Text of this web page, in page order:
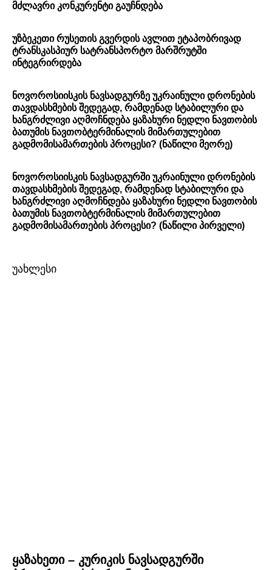
მძლავრი კონკურენტი გაუჩნდება
უზბეკეთი რუსეთის გვერდის ავლით ეტაპობრივად
ტრანსკასპიურ სატრანსპორტო მარშრუტში
ინტეგრირდება
ნოვოროსიისკის ნავსადგურზე უკრაინული დრონების
თავდასხმების შედეგად, რამდენად სტაბილური და
ხანგრძლივი აღმოჩნდება ყაზახური ნედლი ნავთობის
ბათუმის ნავთობტერმინალის მიმართულებით
გადმომისამართების პროცესი? (ნაწილი მეორე)
ნოვოროსიისკის ნავსადგურში უკრაინული დრონების
თავდასხმების შედეგად, რამდენად სტაბილური და
ხანგრძლივი აღმოჩნდება ყაზახური ნედლი ნავთობის
ბათუმის ნავთობტერმინალის მიმართულებით
გადმომისამართების პროცესი? (ნაწილი პირველი)
უახლესი
ყაზახეთი – კურიკის ნავსადგურში